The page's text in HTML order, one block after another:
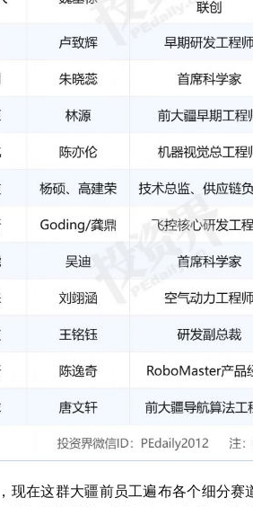
现在这群大疆前员工遍布各个细分